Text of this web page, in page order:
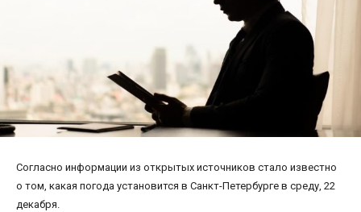
Согласно информации из открытых источников стало известно
о том, какая погода установится в Санкт-Петербурге в среду, 22
декабря.